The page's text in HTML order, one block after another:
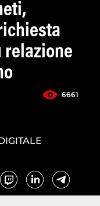
relazione
6661